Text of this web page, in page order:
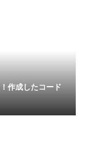
作成したコード